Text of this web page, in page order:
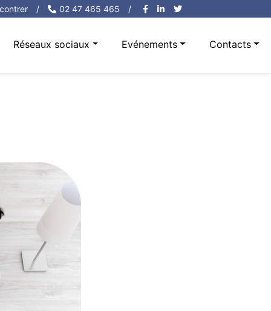
/ 02 47 465 465 /
Réseaux sociaux Evénements Contacts